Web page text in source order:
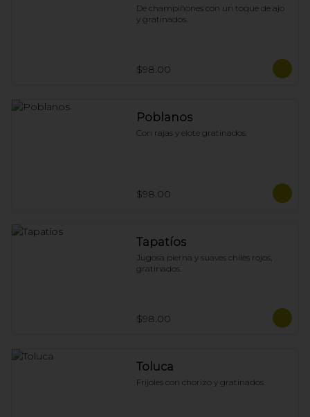
De champiñones con un toque de ajo
y gratinados.
$98.00
Poblanos
Con rajas y elote gratinados.
$98.00
Tapatíos
Jugosa pierna y suaves chiles rojos,
gratinados.
$98.00
Toluca
Frijoles con chorizo y gratinados.